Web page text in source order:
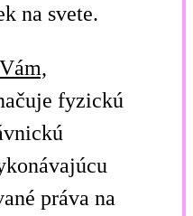
na svete.
fyzickú
práva na